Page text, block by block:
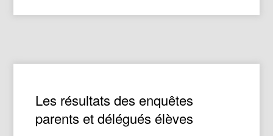
Les résultats des enquêtes
parents et délégués élèves